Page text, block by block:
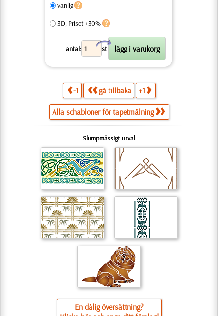
vanlig
3D, Priset +30%
antal: st.
X
-1 gå tillbaka +1
Alla schabloner för tapetmålning
Slumpmässigt urval
En dålig översättning?